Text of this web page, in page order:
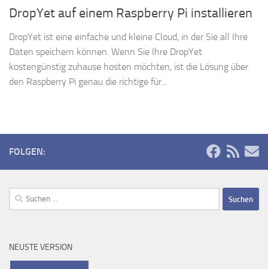
DropYet auf einem Raspberry Pi installieren
DropYet ist eine einfache und kleine Cloud, in der Sie all Ihre
Daten speichern können. Wenn Sie Ihre DropYet
kostengünstig zuhause hosten möchten, ist die Lösung über
den Raspberry Pi genau die richtige für...
FOLGEN:
Suchen
nach:
NEUSTE VERSION